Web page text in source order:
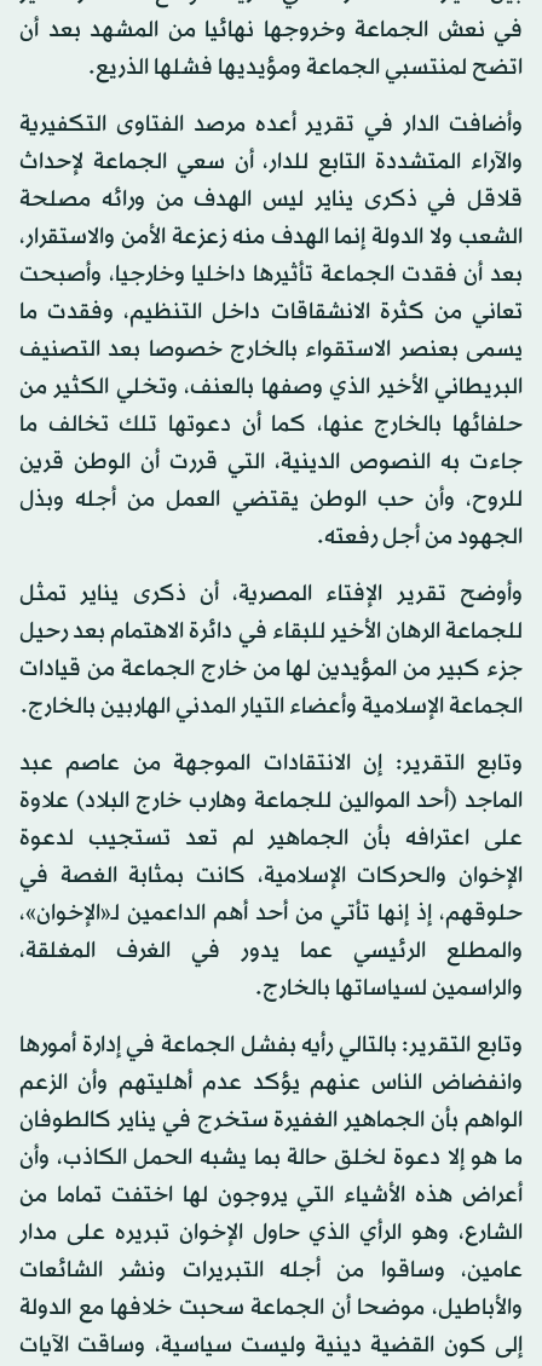
في نعش الجماعة وخروجها نهائيا من المشهد بعد أن
اتضح لمنتسبي الجماعة ومؤيديها فشلها الذريع.
وأضافت الدار في تقرير أعده مرصد الفتاوى التكفيرية
والآراء المتشددة التابع للدار، أن سعي الجماعة لإحداث
قلاقل في ذكرى يناير ليس الهدف من ورائه مصلحة
الشعب ولا الدولة إنما الهدف منه زعزعة الأمن والاستقرار،
بعد أن فقدت الجماعة تأثيرها داخليا وخارجيا، وأصبحت
تعاني من كثرة الانشقاقات داخل التنظيم، وفقدت ما
يسمى بعنصر الاستقواء بالخارج خصوصا بعد التصنيف
البريطاني الأخير الذي وصفها بالعنف، وتخلي الكثير من
حلفائها بالخارج عنها، كما أن دعوتها تلك تخالف ما
جاءت به النصوص الدينية، التي قررت أن الوطن قرين
للروح، وأن حب الوطن يقتضي العمل من أجله وبذل
الجهود من أجل رفعته.
وأوضح تقرير الإفتاء المصرية، أن ذكرى يناير تمثل
للجماعة الرهان الأخير للبقاء في دائرة الاهتمام بعد رحيل
جزء كبير من المؤيدين لها من خارج الجماعة من قيادات
الجماعة الإسلامية وأعضاء التيار المدني الهاربين بالخارج.
وتابع التقرير: إن الانتقادات الموجهة من عاصم عبد
الماجد (أحد الموالين للجماعة وهارب خارج البلاد) علاوة
على اعترافه بأن الجماهير لم تعد تستجيب لدعوة
الإخوان والحركات الإسلامية، كانت بمثابة الغصة في
حلوقهم، إذ إنها تأتي من أحد أهم الداعمين لـ«الإخوان»،
والمطلع الرئيسي عما يدور في الغرف المغلقة،
والراسمين لسياساتها بالخارج.
وتابع التقرير: بالتالي رأيه بفشل الجماعة في إدارة أمورها
وانفضاض الناس عنهم يؤكد عدم أهليتهم وأن الزعم
الواهم بأن الجماهير الغفيرة ستخرج في يناير كالطوفان
ما هو إلا دعوة لخلق حالة بما يشبه الحمل الكاذب، وأن
أعراض هذه الأشياء التي يروجون لها اختفت تماما من
الشارع، وهو الرأي الذي حاول الإخوان تبريره على مدار
عامين، وساقوا من أجله التبريرات ونشر الشائعات
والأباطيل، موضحا أن الجماعة سحبت خلافها مع الدولة
إلى كون القضية دينية وليست سياسية، وساقت الآيات